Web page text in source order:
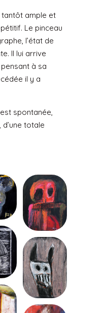
ample et
Le pinceau
l’état de
Il lui arrive
à sa
il y a
spontanée,
totale